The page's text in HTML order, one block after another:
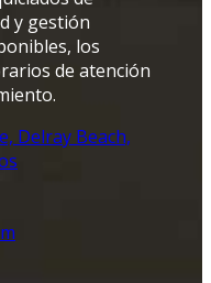
y gestión
los
de atención
Delray Beach,